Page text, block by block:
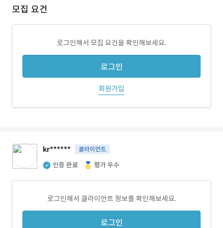
모집 요건
로그인해서 모집 요건을 확인해보세요.
로그인
회원가입
kr****** 클라이언트
인증 완료 평가 우수
로그인해서 클라이언트 정보를 확인해보세요.
로그인